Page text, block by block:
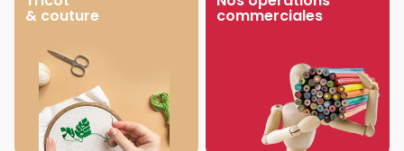
& couture commerciales